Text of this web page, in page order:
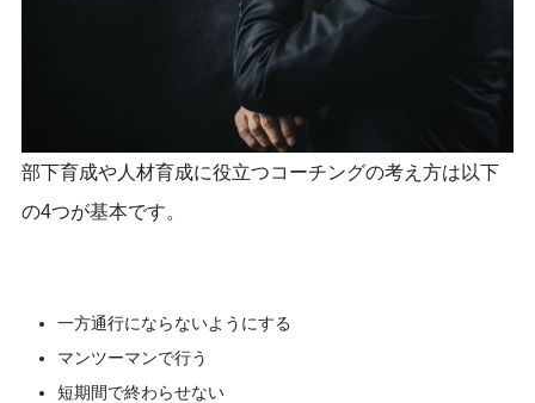
部下育成や人材育成に役立つコーチングの考え方は以下
の4つが基本です。
一方通行にならないようにする
マンツーマンで行う
短期間で終わらせない